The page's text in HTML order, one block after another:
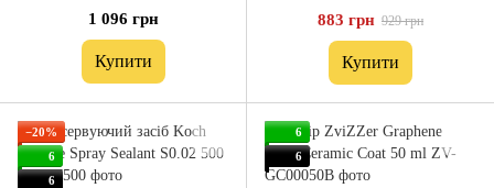
1 096 грн
Купити
883 грн 929 грн
Купити
−20%
6
6
6
6